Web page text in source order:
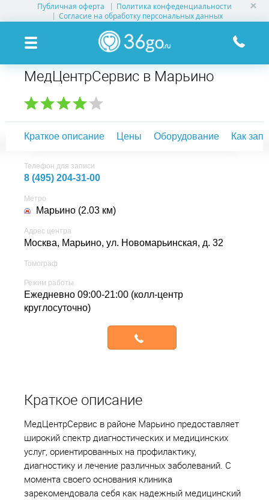
Публичная оферта
Политика конфеденциальности
Согласие на обработку персональных данных
УСЛУГИ КЛИНИК
КЛИНИКИ НА КАРТЕ
ПАМЯТКА ПАЦИЕНТУ
АКЦИИ
О ПРОЕКТЕ
МедЦентрСервис в Марьино
Краткое описание Цены Оборудование Как
Телефон для записи
8 (495) 204-31-00
Метро
Марьино (2.03 км)
Адрес центра
Москва, Марьино, ул. Новомарьинская, д. 32
Томограф
Режим работы
ежедневно 09:00-21:00 (колл-центр
круглосуточно)
Краткое описание
МедЦентрСервис в районе Марьино предоставляет
широкий спектр диагностических и медицинских
услуг, ориентированных на профилактику,
диагностику и лечение различных заболеваний. С
момента своего основания клиника
зарекомендовала себя как надежный медицинский